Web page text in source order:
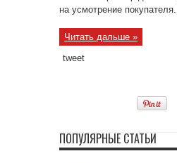
на усмотрение
Читать дальше »
tweet
ПОПУЛЯРНЫЕ СТАТЬИ